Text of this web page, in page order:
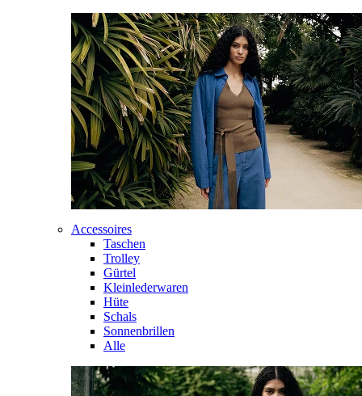
Accessoires
Taschen
Trolley
Gürtel
Kleinlederwaren
Hüte
Schals
Sonnenbrillen
Alle